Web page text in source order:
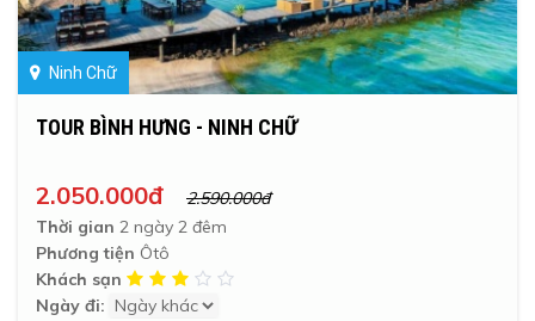
Ninh Chữ
TOUR BÌNH HƯNG - NINH CHỮ
2.050.000đ
2.590.000đ
Thời gian 2 ngày 2 đêm
Phương tiện Ôtô
Khách sạn
Ngày đi: